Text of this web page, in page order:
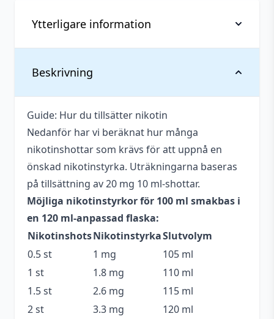
Beskrivning
Guide: Hur du tillsätter nikotin
Nedanför har vi beräknat hur många
nikotinshottar som krävs för att uppnå en
önskad nikotinstyrka. Uträkningarna baseras
på tillsättning av 20 mg 10 ml-shottar.
Möjliga nikotinstyrkor för 100 ml smakbas i
en 120 ml-anpassad flaska:
NikotinshotsNikotinstyrkaSlutvolym
0.5 st
1 mg
105 ml
1 st
1.8 mg
110 ml
1.5 st
2.6 mg
115 ml
2 st
3.3 mg 120 ml
Ytterligare information
Vikt
Anpassad för
nikotinstyrka
Antal ml
100 ml
Beskrivande
Bärig ,Söt
Blandning
70VG / 30PG
Flaskstorlek
120 ml
Innehåller
cooling
Nej
Serie
Straight Up Fruits
Jordgubbe